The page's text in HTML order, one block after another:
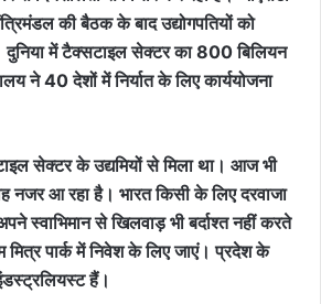
की बैठक के बाद उद्योगपतियों को
में टैक्सटाइल सेक्टर का 800 बिलियन
ने 40 देशों में निर्यात के लिए कार्ययोजना
सेक्टर के उद्यमियों से मिला था। आज भी
नजर आ रहा है। भारत किसी के लिए दरवाजा
स्वाभिमान से खिलवाड़ भी बर्दाश्त नहीं करते
मित्र पार्क में निवेश के लिए जाएं। प्रदेश के
हैं।